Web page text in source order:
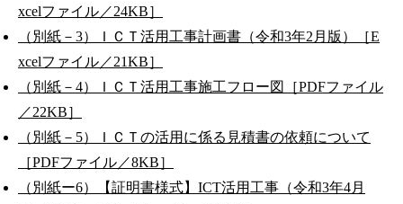
xcelファイル／24KB］
（別紙－3）ＩＣＴ活用工事計画書（令和3年2月版）［E
xcelファイル／21KB］
（別紙－4）ＩＣＴ活用工事施工フロー図［PDFファイル
／22KB］
（別紙－5）ＩＣＴの活用に係る見積書の依頼について
［PDFファイル／8KB］
（別紙ー6）【証明書様式】ICT活用工事（令和3年4月